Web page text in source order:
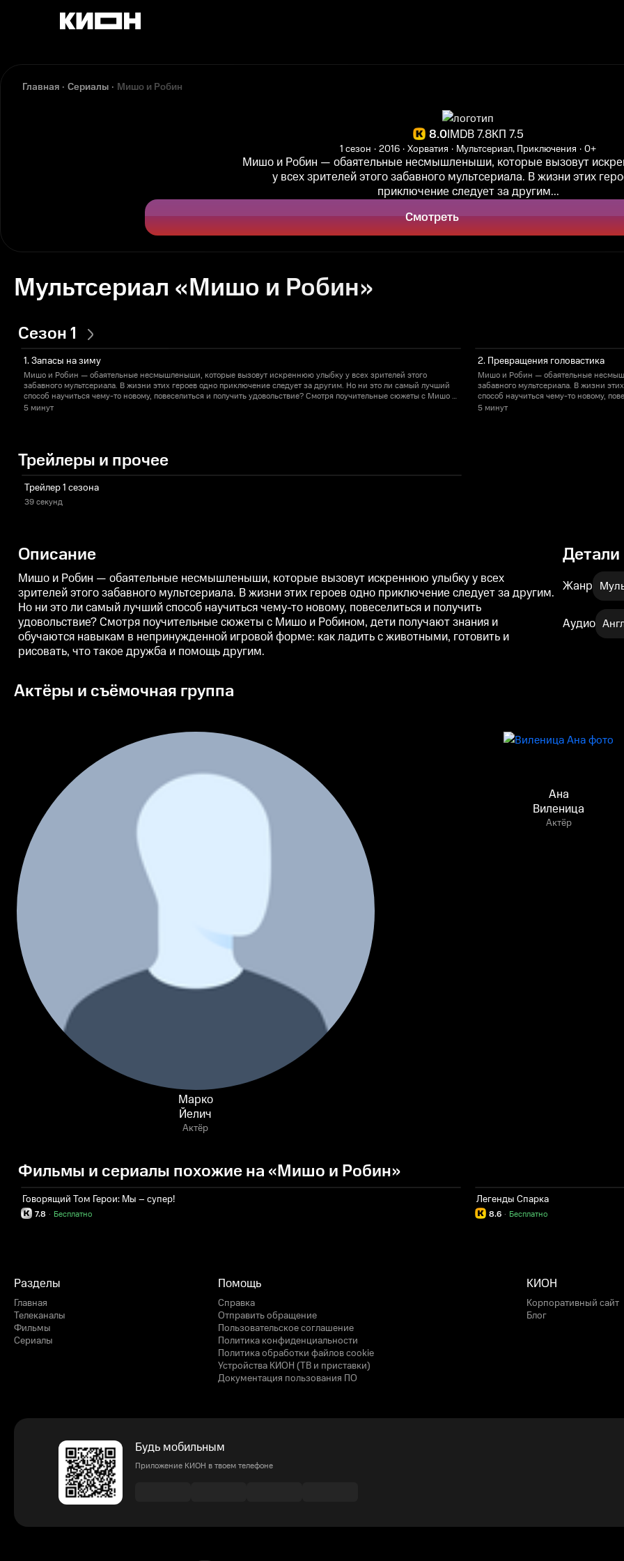
Главная Сериалы Мишо и Робин
8.0IMDB 7.8КП 7.5
1 сезон 2016 Хорватия Мультсериал, Приключения 0+
Мишо и Робин — обаятельные несмышленыши, которые вызовут
у всех зрителей этого забавного мультсериала. В жизни этих
приключение следует за другим...
Смотреть
Мультсериал «Мишо и Робин»
Сезон 1
1. Запасы на зиму
Мишо и Робин — обаятельные несмышленыши, которые вызовут искреннюю улыбку у всех зрителей этого
забавного мультсериала. В жизни этих героев одно приключение следует за другим. Но ни это ли самый лучший
способ научиться чему-то новому, повеселиться и получить удовольствие? Смотря поучительные сюжеты с Мишо и
Робином, дети получают знания и обучаются навыкам в непринужденной игровой форме: как ладить с
5 минут
2. Превращения головастика
Мишо и Робин — обаятельные
забавного мультсериала. В жизни
способ научиться чему-то новому,
Робином, дети получают знания и
5 минут
Трейлеры и прочее
Трейлер 1 сезона
39 секунд
Описание
Мишо и Робин — обаятельные несмышленыши, которые вызовут искреннюю улыбку у всех
зрителей этого забавного мультсериала. В жизни этих героев одно приключение следует за другим.
Но ни это ли самый лучший способ научиться чему-то новому, повеселиться и получить
удовольствие? Смотря поучительные сюжеты с Мишо и Робином, дети получают знания и
обучаются навыкам в непринужденной игровой форме: как ладить с животными, готовить и
рисовать, что такое дружба и помощь другим.
Детали
Жанр
Аудио
Актёры и съёмочная группа
Марко
Йелич
Актёр
Ана
Виленица
Актёр
Фильмы и сериалы похожие на «Мишо и Робин»
Говорящий Том Герои: Мы – супер!
7.8 Бесплатно
·
Легенды Спарка
8.6 Бесплатно
·
Разделы
Главная
Телеканалы
Фильмы
Сериалы
Помощь
Справка
Отправить обращение
Пользовательское соглашение
Политика конфиденциальности
Политика обработки файлов cookie
Устройства КИОН (ТВ и приставки)
Документация пользования ПО
КИОН
Корпоративный сайт
Блог
Будь мобильным
Приложение КИОН в твоем телефоне